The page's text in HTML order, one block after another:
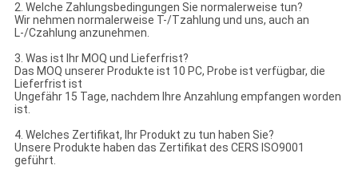
2. Welche Zahlungsbedingungen Sie normalerweise tun?
Wir nehmen normalerweise T-/Tzahlung und uns, auch an
L-/Czahlung anzunehmen.
3. Was ist Ihr MOQ und Lieferfrist?
Das MOQ unserer Produkte ist 10 PC, Probe ist verfügbar, die
Lieferfrist ist
Ungefähr 15 Tage, nachdem Ihre Anzahlung empfangen worden
ist.
4. Welches Zertifikat, Ihr Produkt zu tun haben Sie?
Unsere Produkte haben das Zertifikat des CERS ISO9001
geführt.